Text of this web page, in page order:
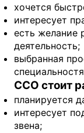
хочется
интересует
есть желание
деятельность;
выбранная
ССО стоит
планируется
интересует
звена;